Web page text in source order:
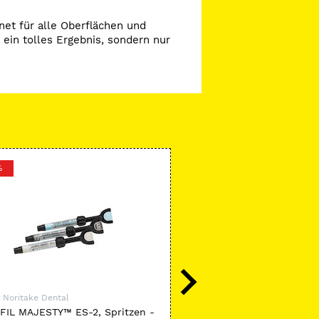
für alle Oberflächen und
tolles Ergebnis, sondern nur
Noritake Dental
MAJESTY™ ES-2, Spritzen -